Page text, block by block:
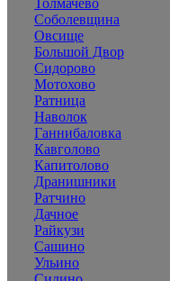
Толмачево
Соболевщина
Овсище
Большой Двор
Сидорово
Мотохово
Ратница
Наволок
Ганнибаловка
Кавголово
Капитолово
Дранишники
Ратчино
Дачное
Райкузи
Сашино
Ульино